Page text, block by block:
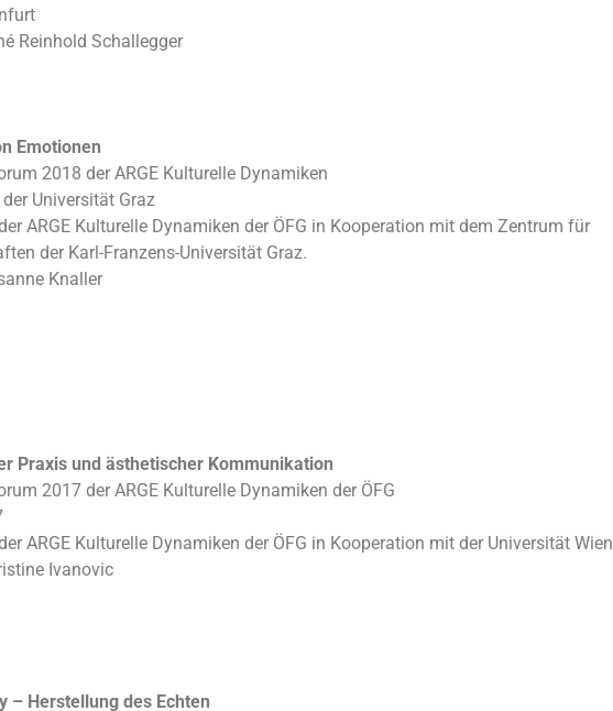
Reinhold Schallegger
Emotionen
2018 der ARGE Kulturelle Dynamiken
Universität Graz
ARGE Kulturelle Dynamiken der ÖFG in Kooperation mit dem Zentrum für
der Karl-Franzens-Universität Graz.
Knaller
Praxis und ästhetischer Kommunikation
2017 der ARGE Kulturelle Dynamiken der ÖFG
ARGE Kulturelle Dynamiken der ÖFG in Kooperation mit der Universität Wien
Ivanovic
– Herstellung des Echten